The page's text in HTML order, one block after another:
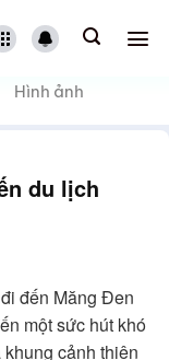
Hình ảnh
du lịch
đến Măng Đen
một sức hút khó
cảnh thiên